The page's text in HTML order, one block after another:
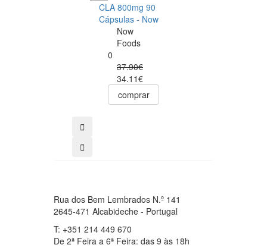
CLA 800mg 90
Cápsulas - Now
Now
Foods
0
37.90€
34.11€
comprar
Rua dos Bem Lembrados N.º 141
2645-471 Alcabideche - Portugal
T: +351 214 449 670
De 2ª Feira a 6ª Feira: das 9 às 18h